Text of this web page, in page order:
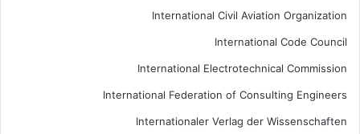
International Civil Aviation Organization
International Code Council
International Electrotechnical Commission
International Federation of Consulting Engineers
Internationaler Verlag der Wissenschaften